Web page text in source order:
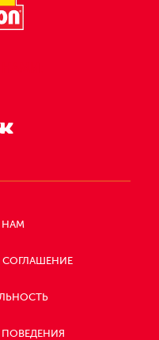
НАМ
СОГЛАШЕНИЕ